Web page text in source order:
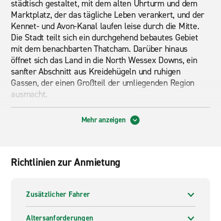
städtisch gestaltet, mit dem alten Uhrturm und dem
Marktplatz, der das tägliche Leben verankert, und der
Kennet- und Avon-Kanal laufen leise durch die Mitte.
Die Stadt teilt sich ein durchgehend bebautes Gebiet
mit dem benachbarten Thatcham. Darüber hinaus
öffnet sich das Land in die North Wessex Downs, ein
sanfter Abschnitt aus Kreidehügeln und ruhigen
Gassen, der einen Großteil der umliegenden Region
ausmacht.
Dank der Autovermietung in Newbury können Sie den
kleineren Straßen folgen, die diesen Teil Englands
Oxford in etwa vierzig Minuten oder in Richtung
für die Mischung aus Autobahn- und Landspur. Ein SUV
ist nützlich, wenn Sie von den Hauptstraßen in die
Downs fahren.
Mehr anzeigen
Richtlinien zur Anmietung
Zusätzlicher Fahrer
Altersanforderungen